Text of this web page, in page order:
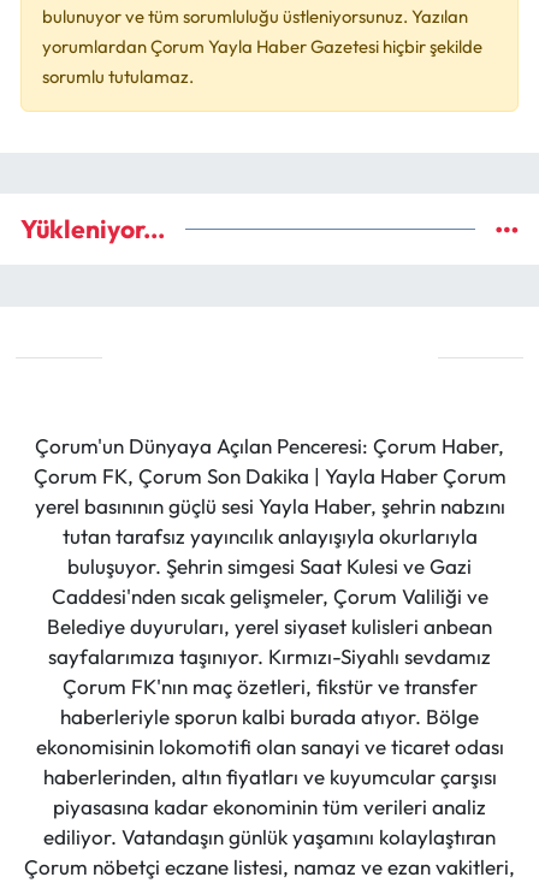
bulunuyor ve tüm sorumluluğu üstleniyorsunuz. Yazılan
yorumlardan Çorum Yayla Haber Gazetesi hiçbir şekilde
sorumlu tutulamaz.
Yükleniyor...
Çorum'un Dünyaya Açılan Penceresi: Çorum Haber,
Çorum FK, Çorum Son Dakika | Yayla Haber Çorum
yerel basınının güçlü sesi Yayla Haber, şehrin nabzını
tutan tarafsız yayıncılık anlayışıyla okurlarıyla
buluşuyor. Şehrin simgesi Saat Kulesi ve Gazi
Caddesi'nden sıcak gelişmeler, Çorum Valiliği ve
Belediye duyuruları, yerel siyaset kulisleri anbean
sayfalarımıza taşınıyor. Kırmızı-Siyahlı sevdamız
Çorum FK'nın maç özetleri, fikstür ve transfer
haberleriyle sporun kalbi burada atıyor. Bölge
ekonomisinin lokomotifi olan sanayi ve ticaret odası
haberlerinden, altın fiyatları ve kuyumcular çarşısı
piyasasına kadar ekonominin tüm verileri analiz
ediliyor. Vatandaşın günlük yaşamını kolaylaştıran
Çorum nöbetçi eczane listesi, namaz ve ezan vakitleri,